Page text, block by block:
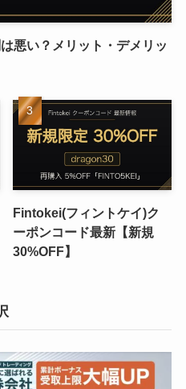
悪い？メリット・デメリッ
Fintokei(フィントケイ)ク
ーポンコード最新【新規
30%OFF】